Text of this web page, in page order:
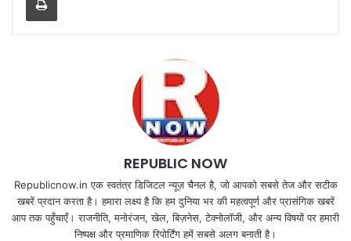
REPUBLIC NOW
Republicnow.in एक स्वतंत्र डिजिटल न्यूज़ चैनल है, जो आपको सबसे तेज और सटीक
खबरें प्रदान करता है। हमारा लक्ष्य है कि हम दुनिया भर की महत्वपूर्ण और प्रासंगिक खबरें
आप तक पहुँचाएँ। राजनीति, मनोरंजन, खेल, बिज़नेस, टेक्नोलॉजी, और अन्य विषयों पर हमारी
निष्पक्ष और प्रमाणिक रिपोर्टिंग हमें सबसे अलग बनाती है।